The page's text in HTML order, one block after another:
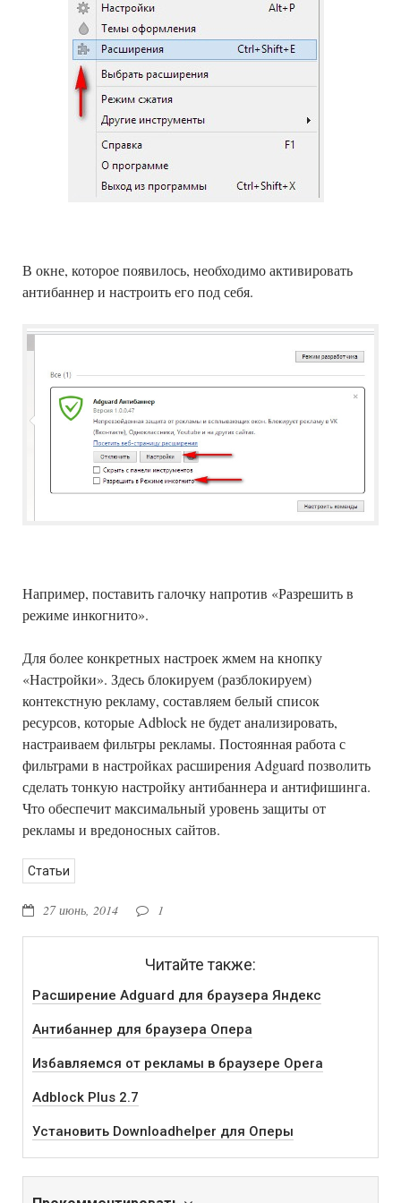
В окне, которое появилось, необходимо активировать
антибаннер и настроить его под себя.
Например, поставить галочку напротив «Разрешить в
режиме инкогнито».
Для более конкретных настроек жмем на кнопку
«Настройки». Здесь блокируем (разблокируем)
контекстную рекламу, составляем белый список
ресурсов, которые Adblock не будет анализировать,
настраиваем фильтры рекламы. Постоянная работа с
фильтрами в настройках расширения Adguard позволить
сделать тонкую настройку антибаннера и антифишинга.
Что обеспечит максимальный уровень защиты от
рекламы и вредоносных сайтов.
Статьи
27 июнь, 2014 1
Читайте также:
Расширение Adguard для браузера Яндекс
Антибаннер для браузера Опера
Избавляемся от рекламы в браузере Opera
Adblock Plus 2.7
Установить Downloadhelper для Оперы